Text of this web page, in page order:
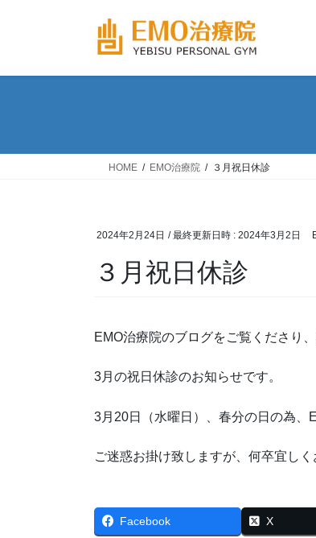
HOME EMO治療院 ３月祝日休診
2024年2月24日 / 最終更新日時 : 2024年3月2日
３月祝日休診
EMO治療院のブログをご覧くださり
3月の祝日休診のお知らせです。
3月20日（水曜日）、春分の日の為
ご迷惑お掛け致しますが、何卒宜しく
Facebook X